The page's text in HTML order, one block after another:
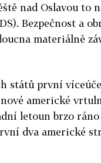
nad Oslavou to
Bezpečnost a
materiálně
států první
americké
letoun brzo ráno
dva americké